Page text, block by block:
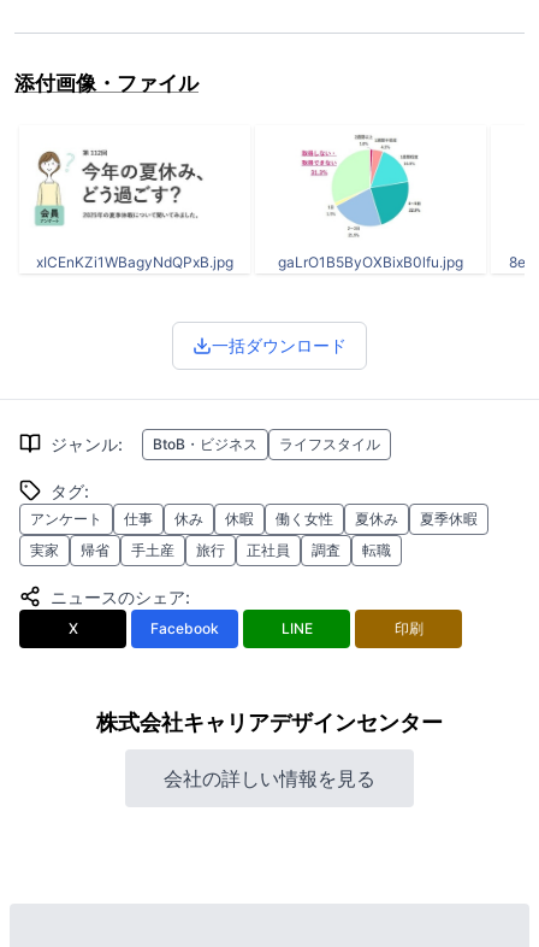
添付画像・ファイル
xICEnKZi1WBagyNdQPxB.jpg gaLrO1B5ByOXBixB0lfu.jpg
一括ダウンロード
ジャンル: BtoB・ビジネス ライフスタイル
タグ:
アンケート 仕事 休み 休暇 働く女性 夏休み
夏季休暇
実家
帰省 手土産 旅行 正社員 調査 転職
ニュースのシェア:
X Facebook LINE 印刷
株式会社キャリアデザインセンター
会社の詳しい情報を見る